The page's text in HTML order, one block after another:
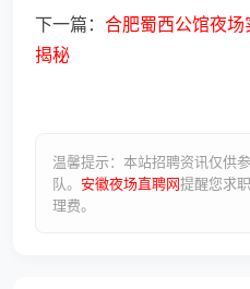
下一篇： 合肥蜀西公馆夜
揭秘
温馨提示：本站招聘资讯仅供
队。 安徽夜场直聘网提醒您求
理费。